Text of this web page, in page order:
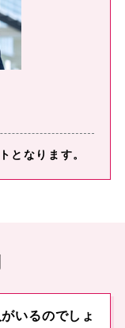
となります。
いるのでしょ